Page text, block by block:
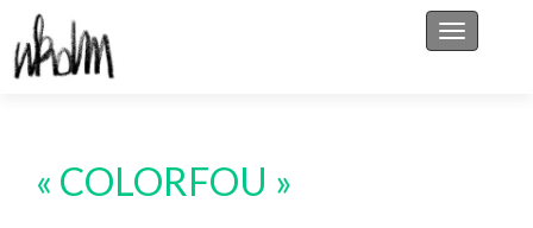
Afficher/
« COLORFOU »